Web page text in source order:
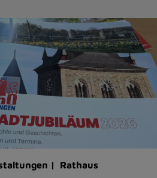
| Rathaus